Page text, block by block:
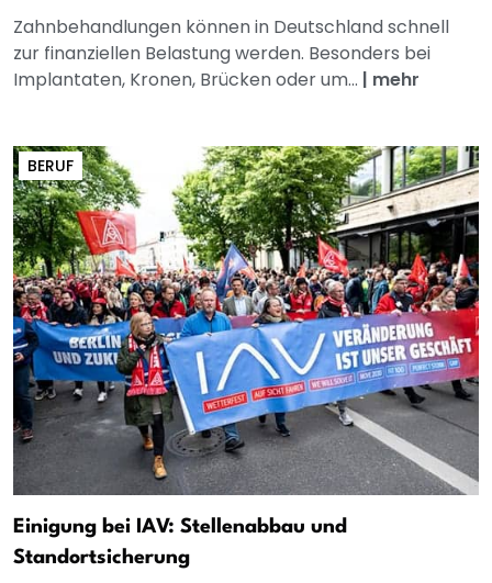
Zahnbehandlungen können in Deutschland schnell
zur finanziellen Belastung werden. Besonders bei
Implantaten, Kronen, Brücken oder um... | mehr
BERUF
Einigung bei IAV: Stellenabbau und
Standortsicherung